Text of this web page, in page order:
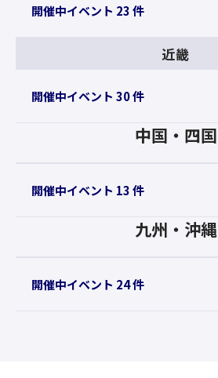
開催中イベント 23 件
近畿
開催中イベント 30 件
中国・四国
開催中イベント 13 件
九州・沖縄
開催中イベント 24 件